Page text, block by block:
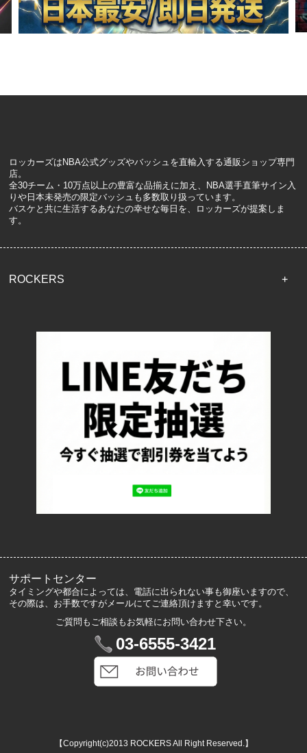
ロッカーズはNBA公式グッズやバッシュを直輸入する通販ショップ専門
店。
全30チーム・10万点以上の豊富な品揃えに加え、NBA選手直筆サイン入
りや日本未発売の限定バッシュも多数取り扱っています。
バスケと共に生活するあなたの幸せな毎日を、ロッカーズが提案しま
す。
ROCKERS
配送・送料について
お支払い方法について
特定商取引法に基づく表記
プライバシーポリシー
ロッカーズについて
サポートセンター
タイミングや都合によっては、電話に出られない事も御座いますので、
その際は、お手数ですがメールにてご連絡頂けますと幸いです。
ご質問もご相談もお気軽にお問い合わせ下さい。
03-6555-3421
【Copyright(c)2013 ROCKERS All Right Reserved.】